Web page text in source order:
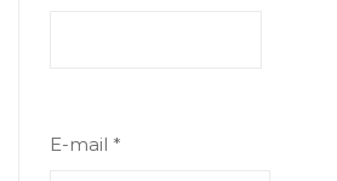
E-mail *